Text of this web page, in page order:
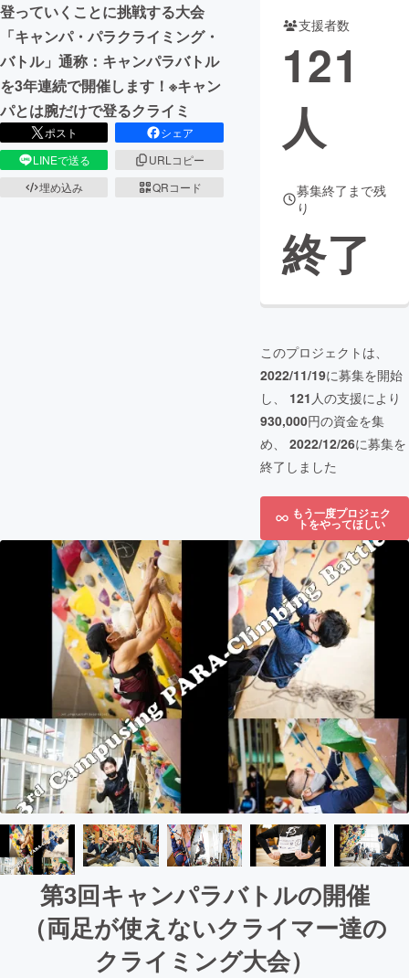
登っていくことに挑戦する大会
「キャンパ・パラクライミング・
バトル」通称：キャンパラバトル
を3年連続で開催します！※キャン
パとは腕だけで登るクライミ
ポスト
シェア
LINEで送る
URLコピー
埋め込み
QRコード
支援者数
121
人
募集終了まで残
り
終了
このプロジェクトは、
2022/11/19に募集を開始
し、 121 人の支援により
930,000円の資金を集
め、 2022/12/26に募集を
終了しました
もう一度プロジェク
トをやってほしい
第3回キャンパラバトルの開催
（両足が使えないクライマー達の
クライミング大会）